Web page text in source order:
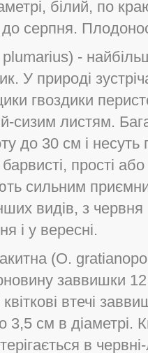
білий, по
серпня.
-
У природі
гвоздики
сизим листям.
до 30 см і несуть
прості
сильним
видів, з
і у вересні.
(О.
заввишки
втечі
см в діаметрі.
в